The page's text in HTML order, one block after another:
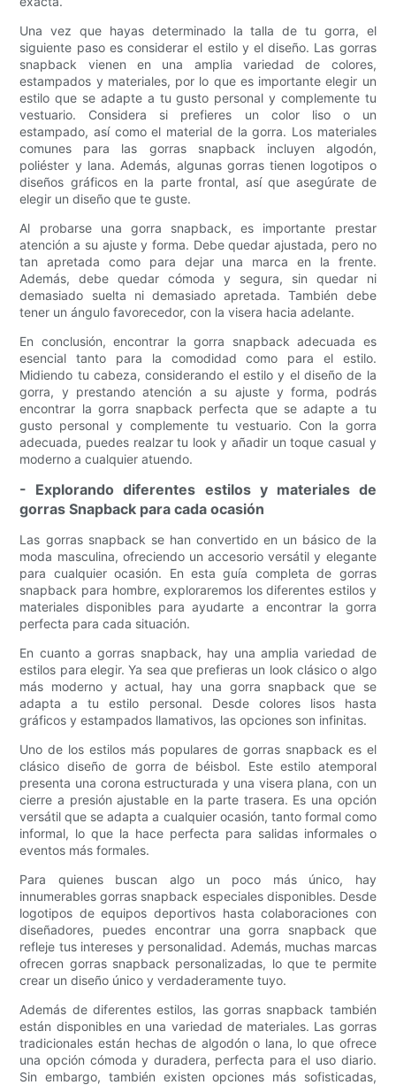
Una vez que hayas determinado la talla de tu gorra, el
siguiente paso es considerar el estilo y el diseño. Las gorras
snapback vienen en una amplia variedad de colores,
estampados y materiales, por lo que es importante elegir un
estilo que se adapte a tu gusto personal y complemente tu
vestuario. Considera si prefieres un color liso o un
estampado, así como el material de la gorra. Los materiales
comunes para las gorras snapback incluyen algodón,
poliéster y lana. Además, algunas gorras tienen logotipos o
diseños gráficos en la parte frontal, así que asegúrate de
elegir un diseño que te guste.
Al probarse una gorra snapback, es importante prestar
atención a su ajuste y forma. Debe quedar ajustada, pero no
tan apretada como para dejar una marca en la frente.
Además, debe quedar cómoda y segura, sin quedar ni
demasiado suelta ni demasiado apretada. También debe
tener un ángulo favorecedor, con la visera hacia adelante.
En conclusión, encontrar la gorra snapback adecuada es
esencial tanto para la comodidad como para el estilo.
Midiendo tu cabeza, considerando el estilo y el diseño de la
gorra, y prestando atención a su ajuste y forma, podrás
encontrar la gorra snapback perfecta que se adapte a tu
gusto personal y complemente tu vestuario. Con la gorra
adecuada, puedes realzar tu look y añadir un toque casual y
moderno a cualquier atuendo.
- Explorando diferentes estilos y materiales de
gorras Snapback para cada ocasión
Las gorras snapback se han convertido en un básico de la
moda masculina, ofreciendo un accesorio versátil y elegante
para cualquier ocasión. En esta guía completa de gorras
snapback para hombre, exploraremos los diferentes estilos y
materiales disponibles para ayudarte a encontrar la gorra
perfecta para cada situación.
En cuanto a gorras snapback, hay una amplia variedad de
estilos para elegir. Ya sea que prefieras un look clásico o algo
más moderno y actual, hay una gorra snapback que se
adapta a tu estilo personal. Desde colores lisos hasta
gráficos y estampados llamativos, las opciones son infinitas.
Uno de los estilos más populares de gorras snapback es el
clásico diseño de gorra de béisbol. Este estilo atemporal
presenta una corona estructurada y una visera plana, con un
cierre a presión ajustable en la parte trasera. Es una opción
versátil que se adapta a cualquier ocasión, tanto formal como
informal, lo que la hace perfecta para salidas informales o
eventos más formales.
Para quienes buscan algo un poco más único, hay
innumerables gorras snapback especiales disponibles. Desde
logotipos de equipos deportivos hasta colaboraciones con
diseñadores, puedes encontrar una gorra snapback que
refleje tus intereses y personalidad. Además, muchas marcas
ofrecen gorras snapback personalizadas, lo que te permite
crear un diseño único y verdaderamente tuyo.
Además de diferentes estilos, las gorras snapback también
están disponibles en una variedad de materiales. Las gorras
tradicionales están hechas de algodón o lana, lo que ofrece
una opción cómoda y duradera, perfecta para el uso diario.
Sin embargo, también existen opciones más sofisticadas,